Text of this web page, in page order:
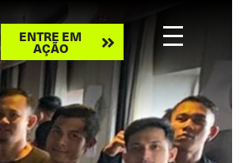
Take
action
ENTRE EM
AÇÃO